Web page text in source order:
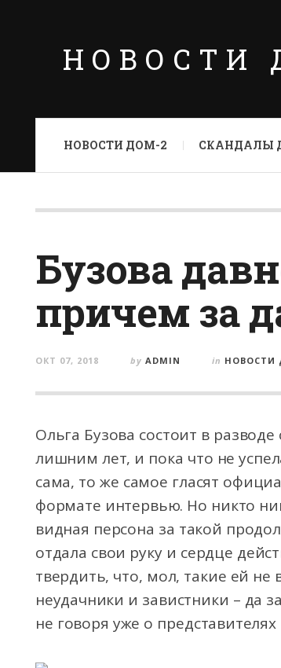
НОВОСТИ
НОВОСТИ ДОМ-2 СКАНДАЛЫ
Бузова
причем за
ОКТ 07, 2018 by ADMIN in НОВОСТИ
Ольга Бузова состоит в разводе
лишним лет, и пока что не
сама, то же самое гласят
формате интервью. Но никто
видная персона за такой
отдала свои руку и сердце
твердить, что, мол, такие ей не
неудачники и завистники – да
не говоря уже о